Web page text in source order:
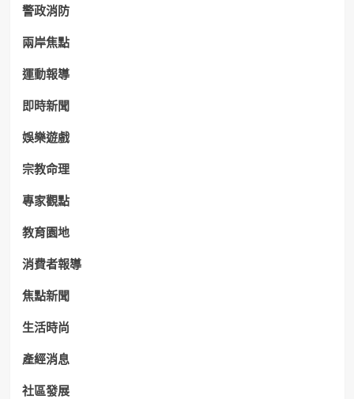
警政消防
兩岸焦點
運動報導
即時新聞
娛樂遊戲
宗教命理
專家觀點
教育園地
消費者報導
焦點新聞
生活時尚
產經消息
社區發展